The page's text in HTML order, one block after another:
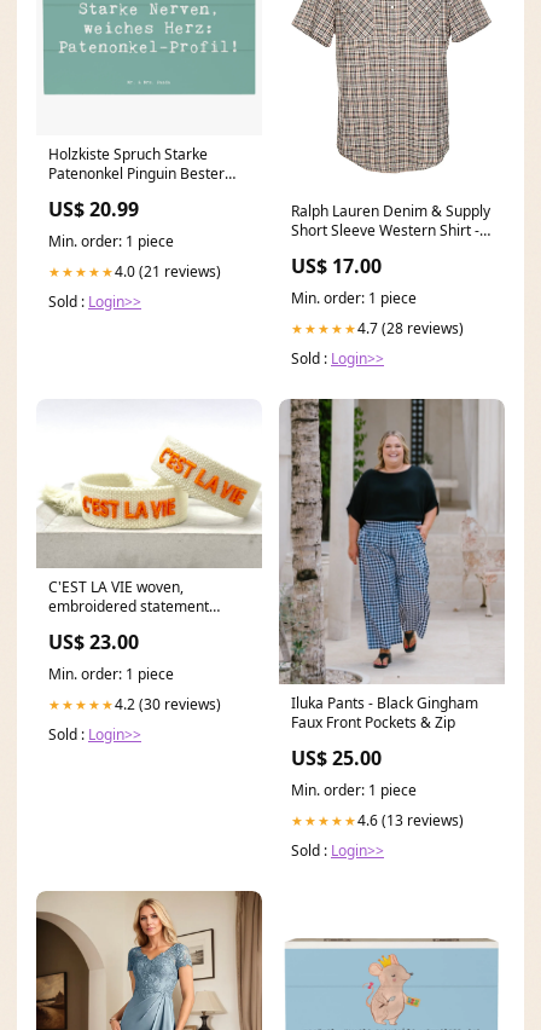
Holzkiste Spruch Starke
Patenonkel Pinguin Bester
US$ 20.99
Min. order: 1 piece
★★★★★4.0 (21 reviews)
Sold : Login>>
Ralph Lauren Denim & Supply
Short Sleeve Western Shirt - L
Zegna
US$ 17.00
Min. order: 1 piece
★★★★★4.7 (28 reviews)
Sold : Login>>
C'EST LA VIE woven,
embroidered statement
US$ 23.00
Min. order: 1 piece
★★★★★4.2 (30 reviews)
Sold : Login>>
Iluka Pants - Black Gingham
Faux Front Pockets & Zip
US$ 25.00
Min. order: 1 piece
★★★★★4.6 (13 reviews)
Sold : Login>>